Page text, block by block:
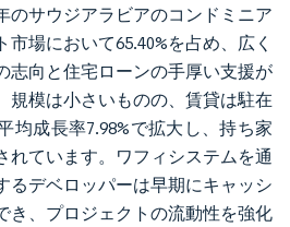
のサウジアラビアのコンドミニア
場において65.40%を占め、広く
志向と住宅ローンの手厚い支援が
規模は小さいものの、賃貸は駐在
均成長率7.98%で拡大し、持ち家
れています。ワフィシステムを通
るデベロッパーは早期にキャッシ
き、プロジェクトの流動性を強化